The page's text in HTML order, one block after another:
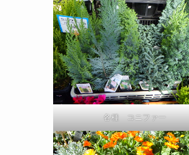
各種 コニファー